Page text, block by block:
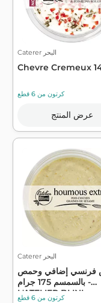
Caterer البحر
Chevre Cremeux
كرتون من 6 قطع
عرض المنتج
Caterer البحر
إضافي وحمص
بالسمسم 175 جرام -
L'ATELIER BLINI
كرتون من 6 قطع